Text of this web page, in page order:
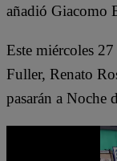
añadió Giacomo
Este miércoles
Fuller, Renato
pasarán a Noche